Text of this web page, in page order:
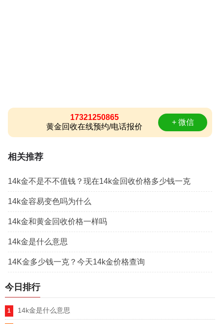
17321250865
黄金回收在线预约/电话报价
+ 微信
相关推荐
14k金不是不不值钱？现在14k金回收价格多少钱一克
14k金容易变色吗为什么
14k金和黄金回收价格一样吗
14k金是什么意思
14K金多少钱一克？今天14k金价格查询
今日排行
14k金是什么意思